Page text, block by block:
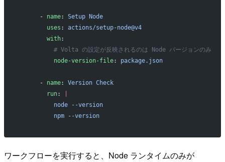
      -
name: Setup Node
        uses
: actions/setup-node@v4
        with
:
          # Volta の設定が反映されるのは Node バージョンのみ
          node-version-file
: package.json
      -
name: Version Check
        run
:
          node --version
          npm --version
ワークフローを実行すると、Node ランタイムのみが